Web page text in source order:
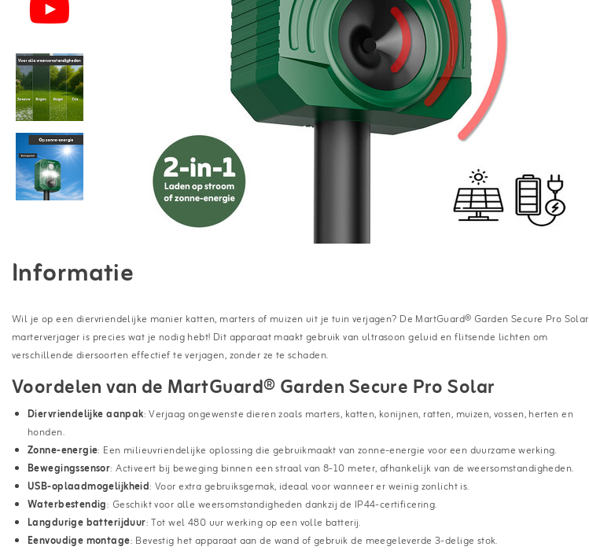
Informatie
Wil je op een diervriendelijke manier katten, marters of muizen uit je tuin verjagen? De MartGuard® Garden Secure Pro Solar
marterverjager is precies wat je nodig hebt! Dit apparaat maakt gebruik van ultrasoon geluid en flitsende lichten om
verschillende diersoorten effectief te verjagen, zonder ze te schaden.
Voordelen van de MartGuard® Garden Secure Pro Solar
Diervriendelijke aanpak: Verjaag ongewenste dieren zoals marters, katten, konijnen, ratten, muizen, vossen, herten en
honden.
Zonne-energie: Een milieuvriendelijke oplossing die gebruikmaakt van zonne-energie voor een duurzame werking.
Bewegingssensor: Activeert bij beweging binnen een straal van 8-10 meter, afhankelijk van de weersomstandigheden.
USB-oplaadmogelijkheid: Voor extra gebruiksgemak, ideaal voor wanneer er weinig zonlicht is.
Waterbestendig: Geschikt voor alle weersomstandigheden dankzij de IP44-certificering.
Langdurige batterijduur: Tot wel 480 uur werking op een volle batterij.
Eenvoudige montage: Bevestig het apparaat aan de wand of gebruik de meegeleverde 3-delige stok.